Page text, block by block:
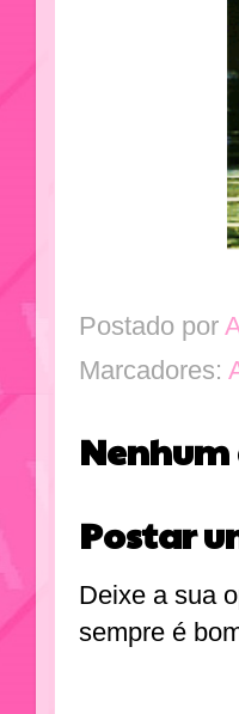
Postado por
Marcadores:
Postar
Deixe a sua
sempre é